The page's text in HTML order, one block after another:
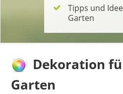
Tipps und
Garten
Dekoration
Garten